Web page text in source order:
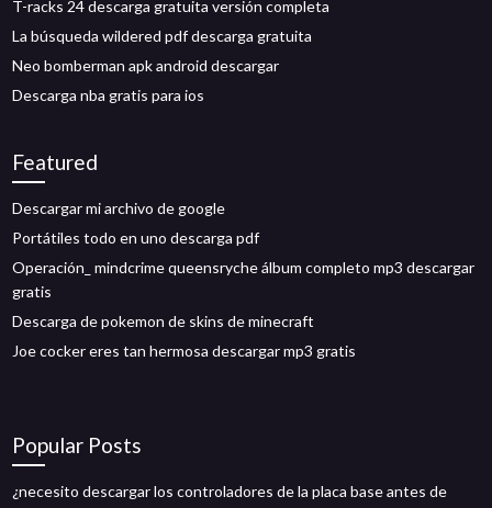
T-racks 24 descarga gratuita versión completa
La búsqueda wildered pdf descarga gratuita
Neo bomberman apk android descargar
Descarga nba gratis para ios
Featured
Descargar mi archivo de google
Portátiles todo en uno descarga pdf
Operación_ mindcrime queensryche álbum completo mp3 descargar
gratis
Descarga de pokemon de skins de minecraft
Joe cocker eres tan hermosa descargar mp3 gratis
Popular Posts
¿necesito descargar los controladores de la placa base antes de